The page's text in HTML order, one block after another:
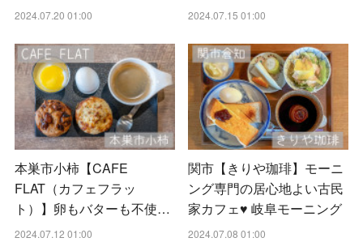
2024.07.20 01:00 2024.07.15 01:00
本巣市小柿【CAFE
FLAT（カフェフラッ
ト）】卵もバターも不使…
2024.07.12 01:00
関市【きりや珈琲】モーニ
ング専門の居心地よい古民
家カフェ♥ 岐阜モーニング
2024.07.08 01:00